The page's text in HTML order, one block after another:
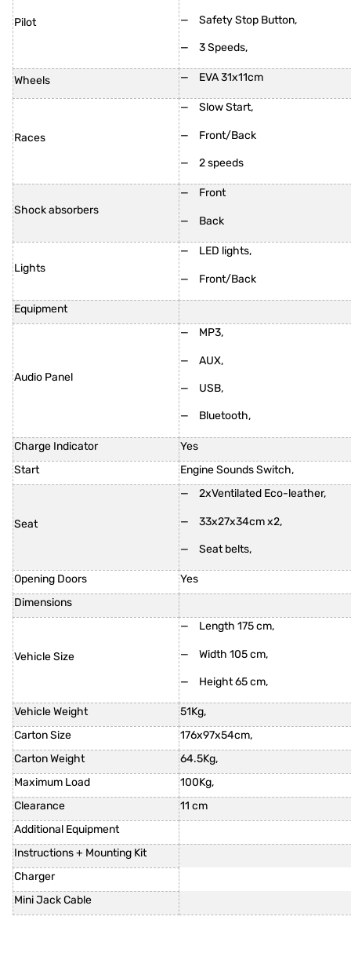
Pilot Safety Stop Button,
3 Speeds,
Wheels EVA 31x11cm
Races
Slow Start,
Front/Back
2 speeds
Shock absorbers
Front
Back
Lights
LED lights,
Front/Back
Equipment
Audio Panel
MP3,
AUX,
USB,
Bluetooth,
Charge Indicator
Yes
Start
Engine Sounds Switch,
Seat
2xVentilated Eco-leather,
33x27x34cm x2,
Seat belts,
Opening Doors
Yes
Dimensions
Vehicle Size
Length 175 cm,
Width 105 cm,
Height 65 cm,
Vehicle Weight
51Kg,
Carton Size
176x97x54cm,
Carton Weight
64.5Kg,
Maximum Load
100Kg,
Clearance
11 cm
Additional Equipment
Instructions + Mounting Kit
Charger
Mini Jack Cable